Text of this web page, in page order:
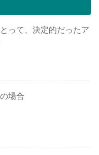
って、決定的だったア
場合